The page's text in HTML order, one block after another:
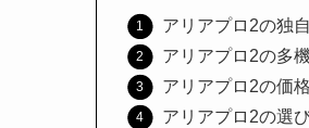
アリアプロ2の独
アリアプロ2の多
アリアプロ2の価
アリアプロ2の選